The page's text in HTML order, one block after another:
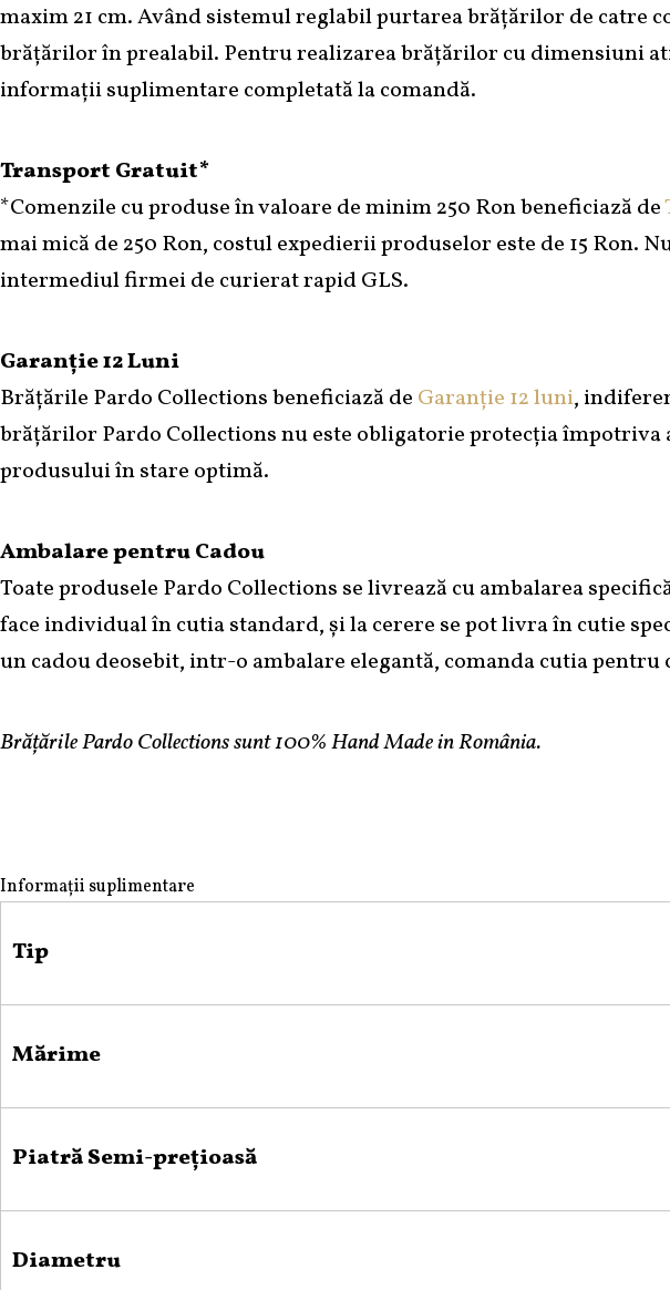
maxim 21 cm. Având sistemul reglabil purtarea brățărilor de catre
brățărilor în prealabil. Pentru realizarea brățărilor cu dimensiuni
informații suplimentare completată la comandă.
Transport Gratuit*
*Comenzile cu produse în valoare de minim 250 Ron beneficiază de
mai mică de 250 Ron, costul expedierii produselor este de 15
intermediul firmei de curierat rapid GLS.
Garanție 12 Luni
Brățările Pardo Collections beneficiază de Garanție 12 luni,
brățărilor Pardo Collections nu este obligatorie protecția împotriva
produsului în stare optimă.
Ambalare pentru Cadou
Toate produsele Pardo Collections se livrează cu ambalarea
face individual în cutia standard, și la cerere se pot livra în cutie
un cadou deosebit, intr-o ambalare elegantă, comanda cutia pentru
Brățările Pardo Collections sunt 100% Hand Made in România.
Informații suplimentare
Tip
Mărime
Piatră Semi-prețioasă
Diametru